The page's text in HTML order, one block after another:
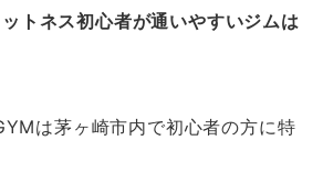
トネス初心者が通いやすいジムは
は茅ヶ崎市内で初心者の方に特